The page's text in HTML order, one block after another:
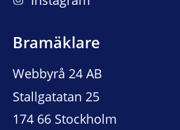
Bramäklare
Webbyrå 24 AB
Stallgatatan 25
174 66 Stockholm